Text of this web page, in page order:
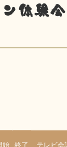
体験
始 終了 テレビ会